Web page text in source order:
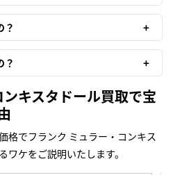
？
？
キスタドール買取で宝
格でフランク ミュラー・コンキス
ワケをご説明いたします。